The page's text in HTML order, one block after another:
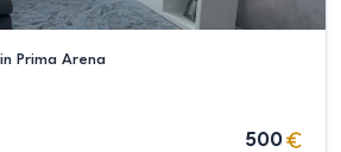
Prima Arena
500